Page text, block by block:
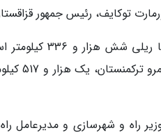
توکایف، رئیس جمهور
راه و شهرسازی و مدیرعامل راه